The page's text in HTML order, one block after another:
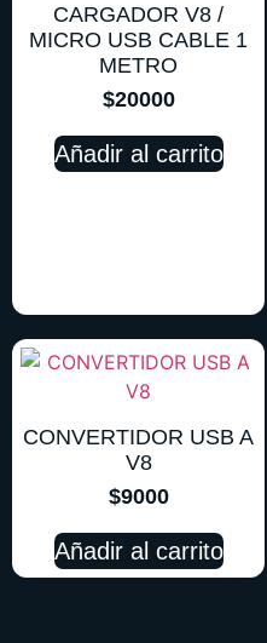
CARGADOR V8 /
MICRO USB CABLE 1
METRO
$20000
Añadir al carrito
CONVERTIDOR USB A
V8
$9000
Añadir al carrito